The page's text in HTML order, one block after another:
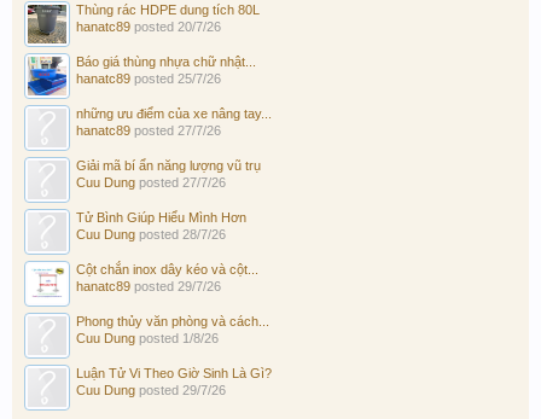
Thùng rác HDPE dung tích 80L
hanatc89 posted 20/7/26
Báo giá thùng nhựa chữ nhật...
hanatc89 posted 25/7/26
những ưu điểm của xe nâng tay...
hanatc89 posted 27/7/26
Giải mã bí ẩn năng lượng vũ trụ
Cuu Dung posted 27/7/26
Tử Bình Giúp Hiểu Mình Hơn
Cuu Dung posted 28/7/26
Cột chắn inox dây kéo và cột...
hanatc89 posted 29/7/26
Phong thủy văn phòng và cách...
Cuu Dung posted 1/8/26
Luận Tử Vi Theo Giờ Sinh Là Gì?
Cuu Dung posted 29/7/26